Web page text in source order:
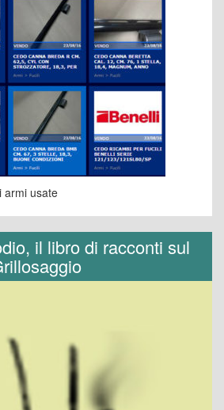
armi usate
il libro di racconti sul